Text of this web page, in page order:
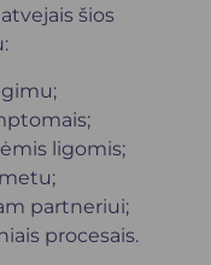
šios
ligomis;
partneriui;
procesais.